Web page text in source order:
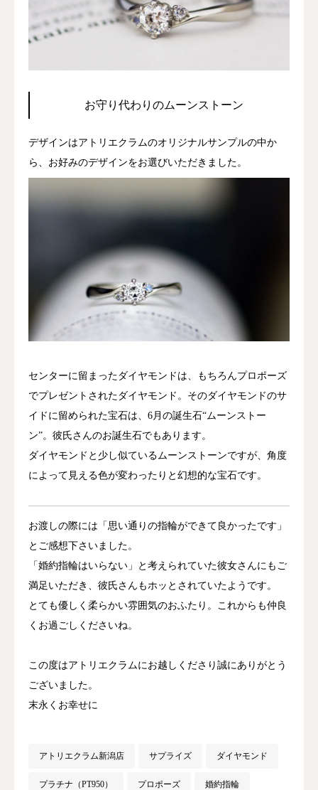
お守り代わりのムーンストーン
デザインはアトリエクラムのオリジナルサンプルの中か
ら、お好みのデザインをお選びいただきました。
センターに留まったダイヤモンドは、もちろんプロポーズ
でプレゼントされたダイヤモンド。そのダイヤモンドのサ
イドに留められた宝石は、6月の誕生石“ムーンストー
ン”。彼氏さんのお誕生石でもあります。
ダイヤモンドと少し似ているムーンストーンですが、角度
によって見える色が変わったりと幻想的な宝石です。
お渡しの際には「思い通りの指輪ができて良かったです」
とご感想下さいました。
「婚約指輪はいらない」と考えられていた彼女さんにもご
満足いただき、彼氏さんもホッとされていたようです。
とても優しく柔らかい雰囲気のおふたり。これからも仲良
くお過ごしくださいね。
この度はアトリエクラムにお越しくださり誠にありがとう
ございました。
末永くお幸せに
アトリエクラム新潟店 サプライズ ダイヤモンド
プラチナ（PT950） プロポーズ 婚約指輪